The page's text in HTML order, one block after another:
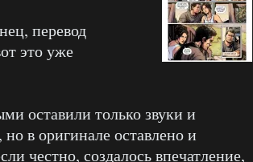
перевод
это уже
оставили только звуки и
в оригинале оставлено и
честно, создалось впечатление,